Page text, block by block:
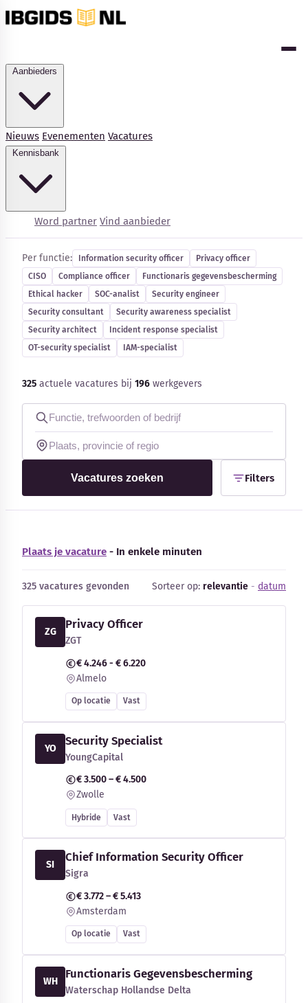
Nieuws Evenementen Vacatures
Word partner Vind aanbieder
Kennisbank
Blog
Bedrijfsupdates
Externe bronnen
Woordenboek
Auteurs
Cybersecurity-vacatures
Per functie: Information security officer
Privacy officer
CISO
Compliance officer
Functionaris gegevensbescherming
Ethical hacker
SOC-analist
Security engineer
Security consultant
Security awareness specialist
Security architect
Incident response specialist
OT-security specialist
IAM-specialist
325 actuele vacatures bij 196 werkgevers
Vacatures zoeken Filters
Plaats je vacature - In enkele minuten
325 vacatures gevonden Sorteer op: relevantie - datum
ZG
Privacy Officer
ZGT
€ 4.246 - € 6.220
Almelo
Op locatie Vast
YO
Security Specialist
YoungCapital
€ 3.500 – € 4.500
Zwolle
Hybride Vast
SI
Chief Information Security Officer
Sigra
€ 3.772 – € 5.413
Amsterdam
Op locatie Vast
WH
Functionaris Gegevensbescherming
Waterschap Hollandse Delta